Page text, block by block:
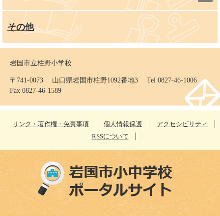
その他
岩国市立柱野小学校
〒741-0073 山口県岩国市柱野1092番地3 Tel 0827-46-1006
Fax 0827-46-1589
リンク・著作権・免責事項 個人情報保護
アクセシビリティ
RSSについて